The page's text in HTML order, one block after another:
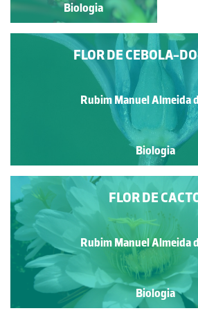
Biologia
Biologia
FLOR DE CEBOLA-
Rubim Manuel Almeida
Biologia
FLOR DE
Rubim Manuel Almeida
Biologia